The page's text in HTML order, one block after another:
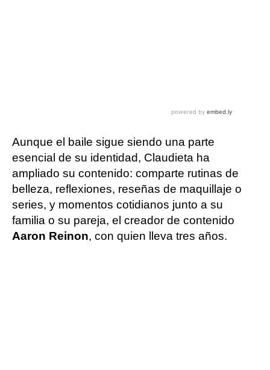
Aunque el baile sigue siendo una parte
esencial de su identidad, Claudieta ha
ampliado su contenido: comparte rutinas de
belleza, reflexiones, reseñas de maquillaje o
series, y momentos cotidianos junto a su
familia o su pareja, el creador de contenido
Aaron Reinon, con quien lleva tres años.